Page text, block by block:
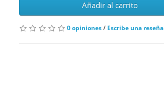
Añadir al carrito
0 opiniones/ Escribe una reseña